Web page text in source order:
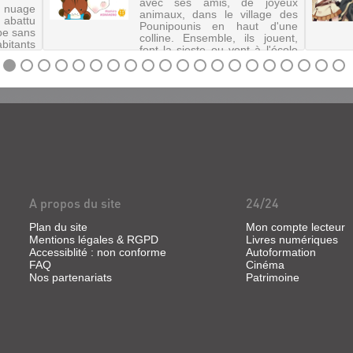
avec ses amis, de joyeux
animaux, dans le village des
Pounipounis en haut d'une
colline. Ensemble, ils jouent,
font la sieste ou vont à l'école
et vivent mille aventures.
©Electre 2020
sans
et
A propos du site
Plan du site
Mentions légales & RGPD
Accessiblité : non conforme
FAQ
Nos partenariats
24/24
Mon compte lecteur
Livres numériques
Autoformation
Cinéma
Patrimoine